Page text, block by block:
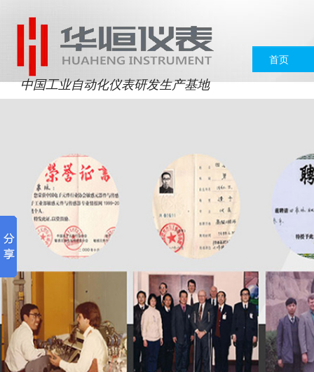
中国工业自动化仪表研发生产基地
首页